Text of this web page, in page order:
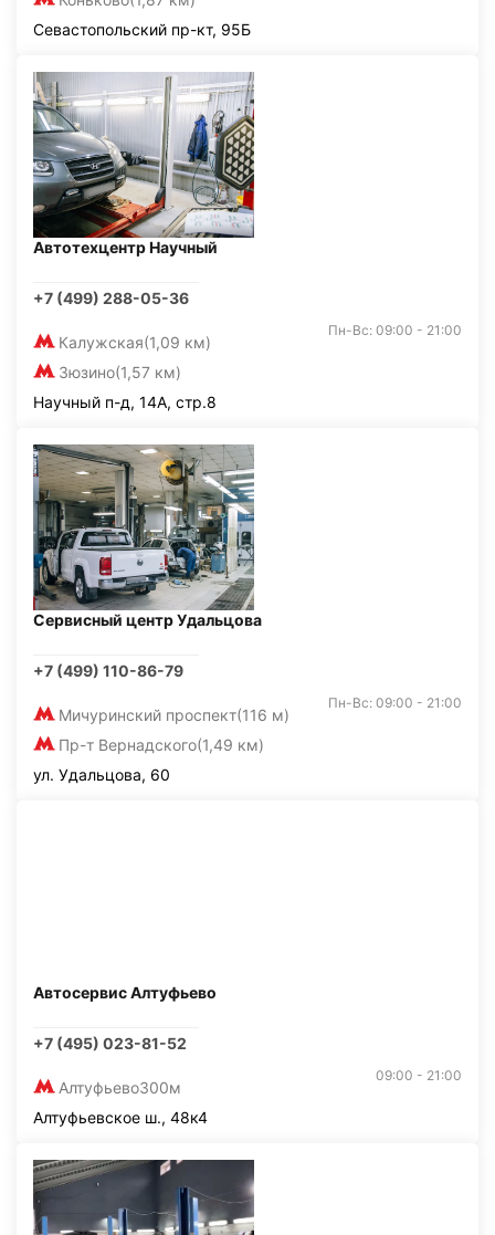
Севастопольский пр-кт, 95Б
Автотехцентр Научный
+7 (499) 288-05-36
Калужская(1,09 км)
Зюзино(1,57 км)
Пн-Вс: 09:00 - 21:00
Научный п-д, 14А, стр.8
Сервисный центр Удальцова
+7 (499) 110-86-79
Мичуринский проспект(116 м)
Пр-т Вернадского(1,49 км)
Пн-Вс: 09:00 - 21:00
ул. Удальцова, 60
Автосервис Алтуфьево
+7 (495) 023-81-52
Алтуфьево300м
09:00 - 21:00
Алтуфьевское ш., 48к4